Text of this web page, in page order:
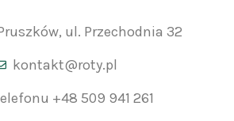
ul. Przechodnia 32
kontakt@roty.pl
+48 509 941 261